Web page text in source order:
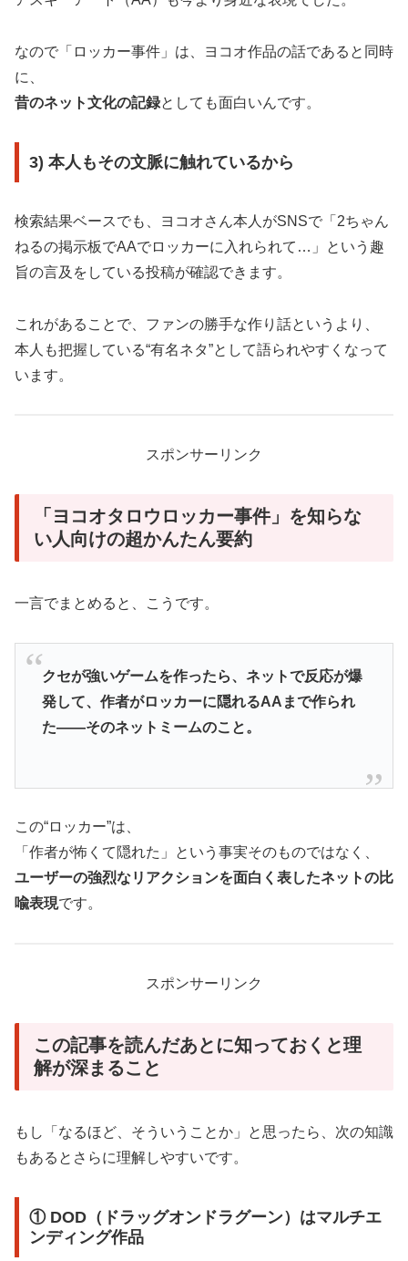
なので「ロッカー事件」は、ヨコオ作品の話であると同時
に、
昔のネット文化の記録としても面白いんです。
3) 本人もその文脈に触れているから
検索結果ベースでも、ヨコオさん本人がSNSで「2ちゃん
ねるの掲示板でAAでロッカーに入れられて…」という趣
旨の言及をしている投稿が確認できます。
これがあることで、ファンの勝手な作り話というより、
本人も把握している“有名ネタ”として語られやすくなって
います。
スポンサーリンク
「ヨコオタロウロッカー事件」を知らな
い人向けの超かんたん要約
一言でまとめると、こうです。
クセが強いゲームを作ったら、ネットで反応が爆
発して、作者がロッカーに隠れるAAまで作られ
た――そのネットミームのこと。
この“ロッカー”は、
「作者が怖くて隠れた」という事実そのものではなく、
ユーザーの強烈なリアクションを面白く表したネットの比
喩表現です。
スポンサーリンク
この記事を読んだあとに知っておくと理
解が深まること
もし「なるほど、そういうことか」と思ったら、次の知識
もあるとさらに理解しやすいです。
① DOD（ドラッグオンドラグーン）はマルチエ
ンディング作品